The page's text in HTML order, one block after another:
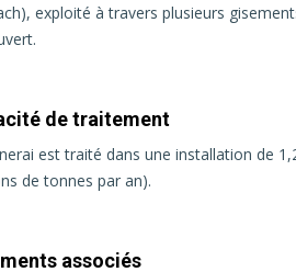
exploité à travers plusieurs
de traitement
est traité dans une installation de
de tonnes par an).
associés